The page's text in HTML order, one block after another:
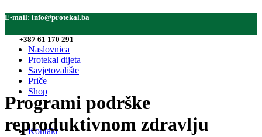
E-mail: info@protekal.ba
+387 61 170 291
Naslovnica
Protekal dijeta
Savjetovalište
Priče
Shop
Kontakt
Programi podrške
reproduktivnom zdravlju